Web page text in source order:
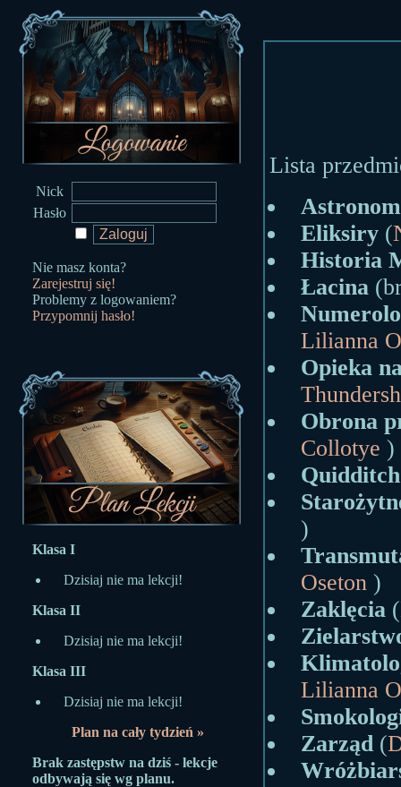
Nick
Hasło
Nie masz konta?
Zarejestruj się!
Problemy z logowaniem?
Przypomnij hasło!
Klasa I
Dzisiaj nie ma lekcji!
Klasa II
Dzisiaj nie ma lekcji!
Klasa III
Dzisiaj nie ma lekcji!
Plan na cały tydzień »
Brak zastępstw na dziś - lekcje
odbywają się wg planu.
Lista
Eliksiry (
Historia
Łacina
Lilianna
Opieka
Obrona
Collotye )
Quidditch
)
Oseton )
Zaklęcia (
Lilianna
Zarząd(